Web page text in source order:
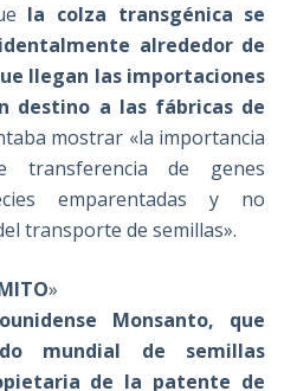
la colza transgénica se
alrededor de
llegan las importaciones
destino a las fábricas de
mostrar «la importancia
de genes
emparentadas y no
transporte de semillas».
»
Monsanto, que
mundial de semillas
de la patente de